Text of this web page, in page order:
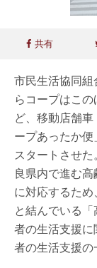
共有
市民生活協同組
らコープはこの
ど、移動店舗車
ープあったか便
スタートさせた
良県内で進む高
に対応するため
と結んでいる「
者の生活支援
者の生活支援の